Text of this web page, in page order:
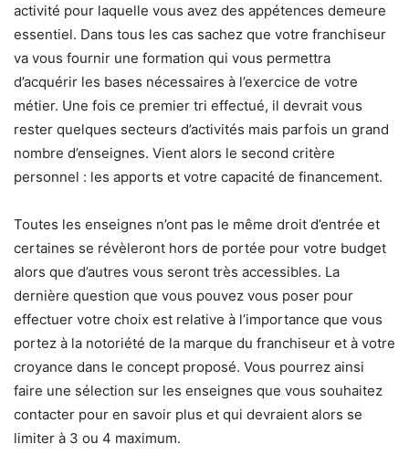
activité pour laquelle vous avez des appétences demeure
essentiel. Dans tous les cas sachez que votre franchiseur
va vous fournir une formation qui vous permettra
d’acquérir les bases nécessaires à l’exercice de votre
métier. Une fois ce premier tri effectué, il devrait vous
rester quelques secteurs d’activités mais parfois un grand
nombre d’enseignes. Vient alors le second critère
personnel : les apports et votre capacité de financement.
Toutes les enseignes n’ont pas le même droit d’entrée et
certaines se révèleront hors de portée pour votre budget
alors que d’autres vous seront très accessibles. La
dernière question que vous pouvez vous poser pour
effectuer votre choix est relative à l’importance que vous
portez à la notoriété de la marque du franchiseur et à votre
croyance dans le concept proposé. Vous pourrez ainsi
faire une sélection sur les enseignes que vous souhaitez
contacter pour en savoir plus et qui devraient alors se
limiter à 3 ou 4 maximum.